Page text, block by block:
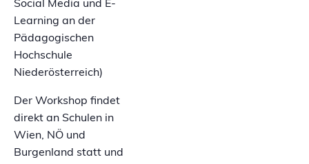
Social Media und E-
Learning an der
Pädagogischen
Hochschule
Niederösterreich)
Der Workshop findet
direkt an Schulen in
Wien, NÖ und
Burgenland statt und